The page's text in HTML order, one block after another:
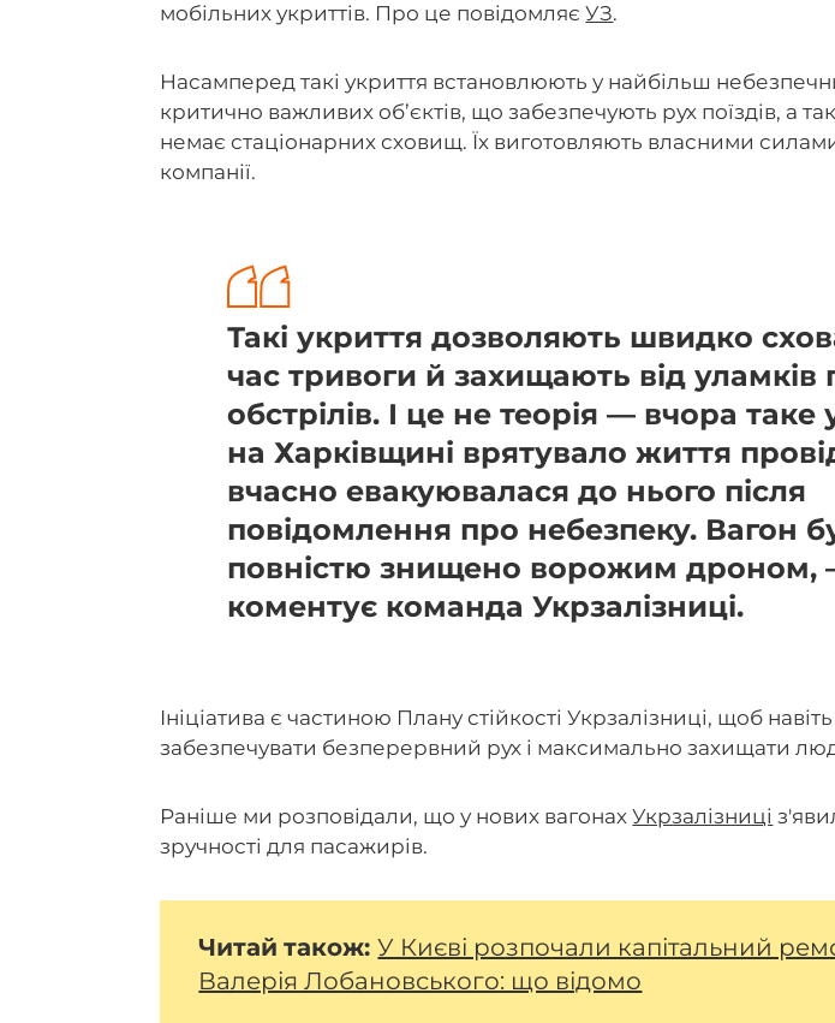
мобільних укриттів. Про це повідомляєУЗ.
Насамперед такі укриття встановлюють у найбільш
критично важливих об’єктів, що забезпечують рух поїздів, а
немає стаціонарних сховищ. Їх виготовляють власними
компанії.
Такі укриття дозволяють швидко
час тривоги й захищають від уламків
обстрілів. І це не теорія — вчора таке
на Харківщині врятувало життя
вчасно евакуювалася до нього після
повідомлення про небезпеку. Вагон
повністю знищено ворожим дроном,
коментує команда Укрзалізниці.
Ініціатива є частиною Плану стійкості Укрзалізниці, щоб
забезпечувати безперервний рух і максимально захищати
Раніше ми розповідали, що у нових вагонахУкрзалізниці
зручності для пасажирів.
Читай також:У Києві розпочали капітальний
Валерія Лобановського: що відомо